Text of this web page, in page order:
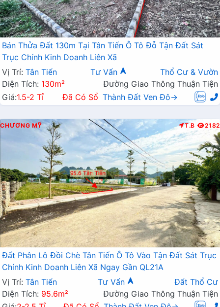
Bán Thửa Đất 130m Tại Tân Tiến Ô Tô Đỗ Tận Đất Sát
Trục Chính Kinh Doanh Liên Xã
Vị Trí: Tân Tiến Tư Vấn
Thổ Cư & Vườn
Diện Tích: 130m²
Đường Giao Thông Thuận Tiện
Giá:1.5-2 Tỉ Đã Có Sổ Thành Đất Ven Đô→
CHƯƠNG MỸ T.B 2182
Đất Phân Lô Đồi Chè Tân Tiến Ô Tô Vào Tận Đất Sát Trục
Chính Kinh Doanh Liên Xã Ngay Gần QL21A
Vị Trí: Tân Tiến Tư Vấn
Đất Thổ Cư
Diện Tích: 95.6m²
Đường Giao Thông Thuận Tiện